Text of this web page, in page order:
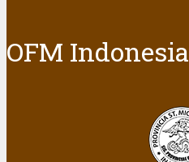
OFM Indonesia